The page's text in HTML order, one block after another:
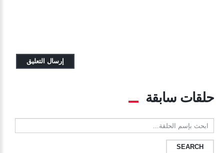
حلقات سابقة
ابحث
بإسم
الحلقة...